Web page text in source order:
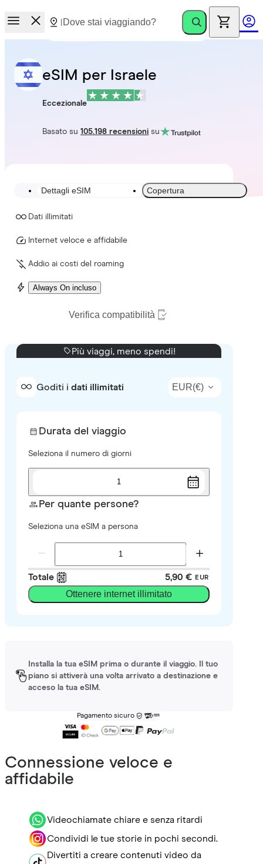
eSIM per Israele
Eccezionale
Basato su105.198 recensioni su
Dettagli eSIM Copertura
Dati illimitati
Internet veloce e affidabile
Addio ai costi del roaming
Always On incluso
Verifica compatibilità
Più viaggi, meno spendi!
Goditi i dati illimitati EUR(€)
Durata del viaggio
Seleziona il numero di giorni
1
Per quante persone?
Seleziona una eSIM a persona
Totale 5,90 € EUR
Ottenere internet illimitato
Installa la tua eSIM prima o durante il viaggio. Il tuo
piano si attiverà una volta arrivato a destinazione e
acceso la tua eSIM.
Pagamento sicuro
Connessione veloce e
affidabile
Videochiamate chiare e senza ritardi
Condividi le tue storie in pochi secondi.
Divertiti a creare contenuti video da